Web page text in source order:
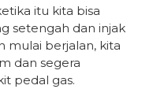
itu kita bisa
setengah dan injak
mulai berjalan, kita
dan segera
pedal gas.